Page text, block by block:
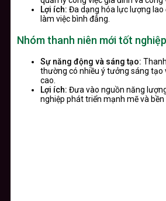
Lợi ích: Đa dạng hóa lực lượng
làm việc bình đẳng.
Nhóm thanh niên mới tốt nghiệp
Sự năng động và sáng tạo:
thường có nhiều ý tưởng sáng tạo
cao.
Lợi ích: Đưa vào nguồn năng
nghiệp phát triển mạnh mẽ và bền